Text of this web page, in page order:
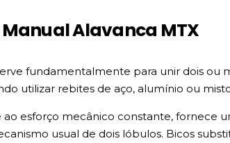
Alavanca MTX
fundamentalmente para unir dois ou
utilizar rebites de aço, alumínio ou
esforço mecânico constante, fornece
usual de dois lóbulos. Bicos